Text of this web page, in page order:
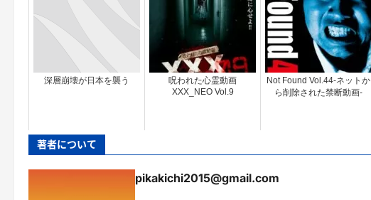
深層崩壊が日本を襲う
呪われた心霊動画
XXX_NEO Vol.9
Not Found Vol.44-ネットか
ら削除された禁断動画-
著者について
pikakichi2015@gmail.com